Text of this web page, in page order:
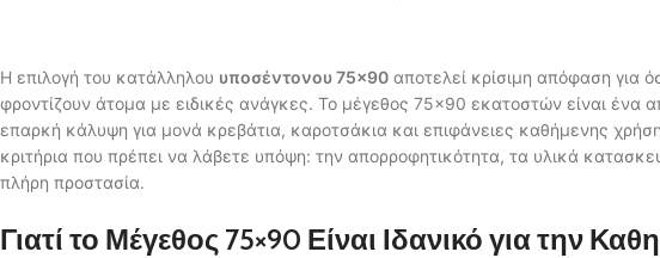
Η επιλογή του κατάλληλου υποσέντονου 75×90 αποτελεί κρίσιμη απόφαση για
φροντίζουν άτομα με ειδικές ανάγκες. Το μέγεθος 75×90 εκατοστών είναι ένα
επαρκή κάλυψη για μονά κρεβάτια, καροτσάκια και επιφάνειες καθήμενης
κριτήρια που πρέπει να λάβετε υπόψη: την απορροφητικότητα, τα υλικά
πλήρη προστασία.
Γιατί το Μέγεθος 75×90 Είναι Ιδανικό για την